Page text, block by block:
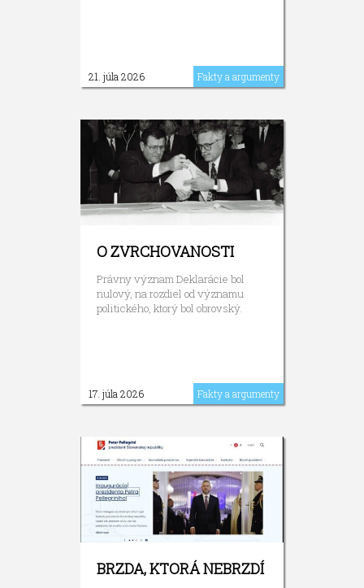
21. júla 2026 Fakty a argumenty
O ZVRCHOVANOSTI
Právny význam Deklarácie bol
nulový, na rozdiel od významu
politického, ktorý bol obrovský.
17. júla 2026 Fakty a argumenty
BRZDA, KTORÁ NEBRZDÍ